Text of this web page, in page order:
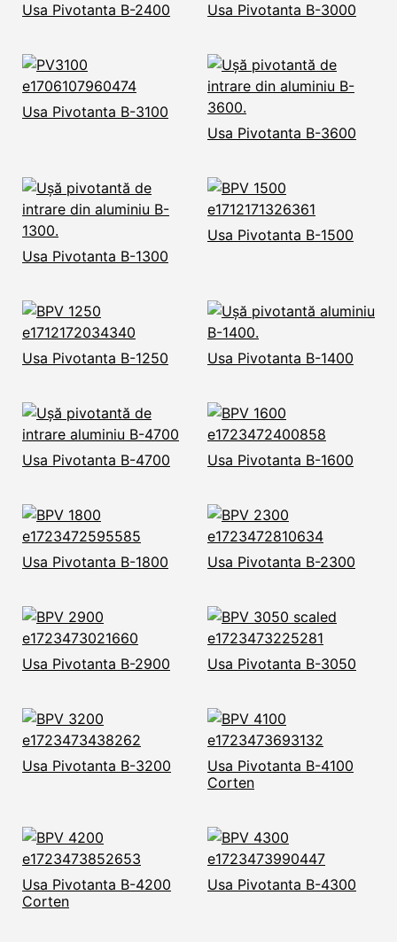
Usa Pivotanta B-2400 Usa Pivotanta B-3000
Usa Pivotanta B-3100
Usa Pivotanta B-3600
Usa Pivotanta B-1300
Usa Pivotanta B-1500
Usa Pivotanta B-1250 Usa Pivotanta B-1400
Usa Pivotanta B-4700 Usa Pivotanta B-1600
Usa Pivotanta B-1800 Usa Pivotanta B-2300
Usa Pivotanta B-2900 Usa Pivotanta B-3050
Usa Pivotanta B-3200
Usa Pivotanta B-4100
Corten
Usa Pivotanta B-4200
Corten
Usa Pivotanta B-4300